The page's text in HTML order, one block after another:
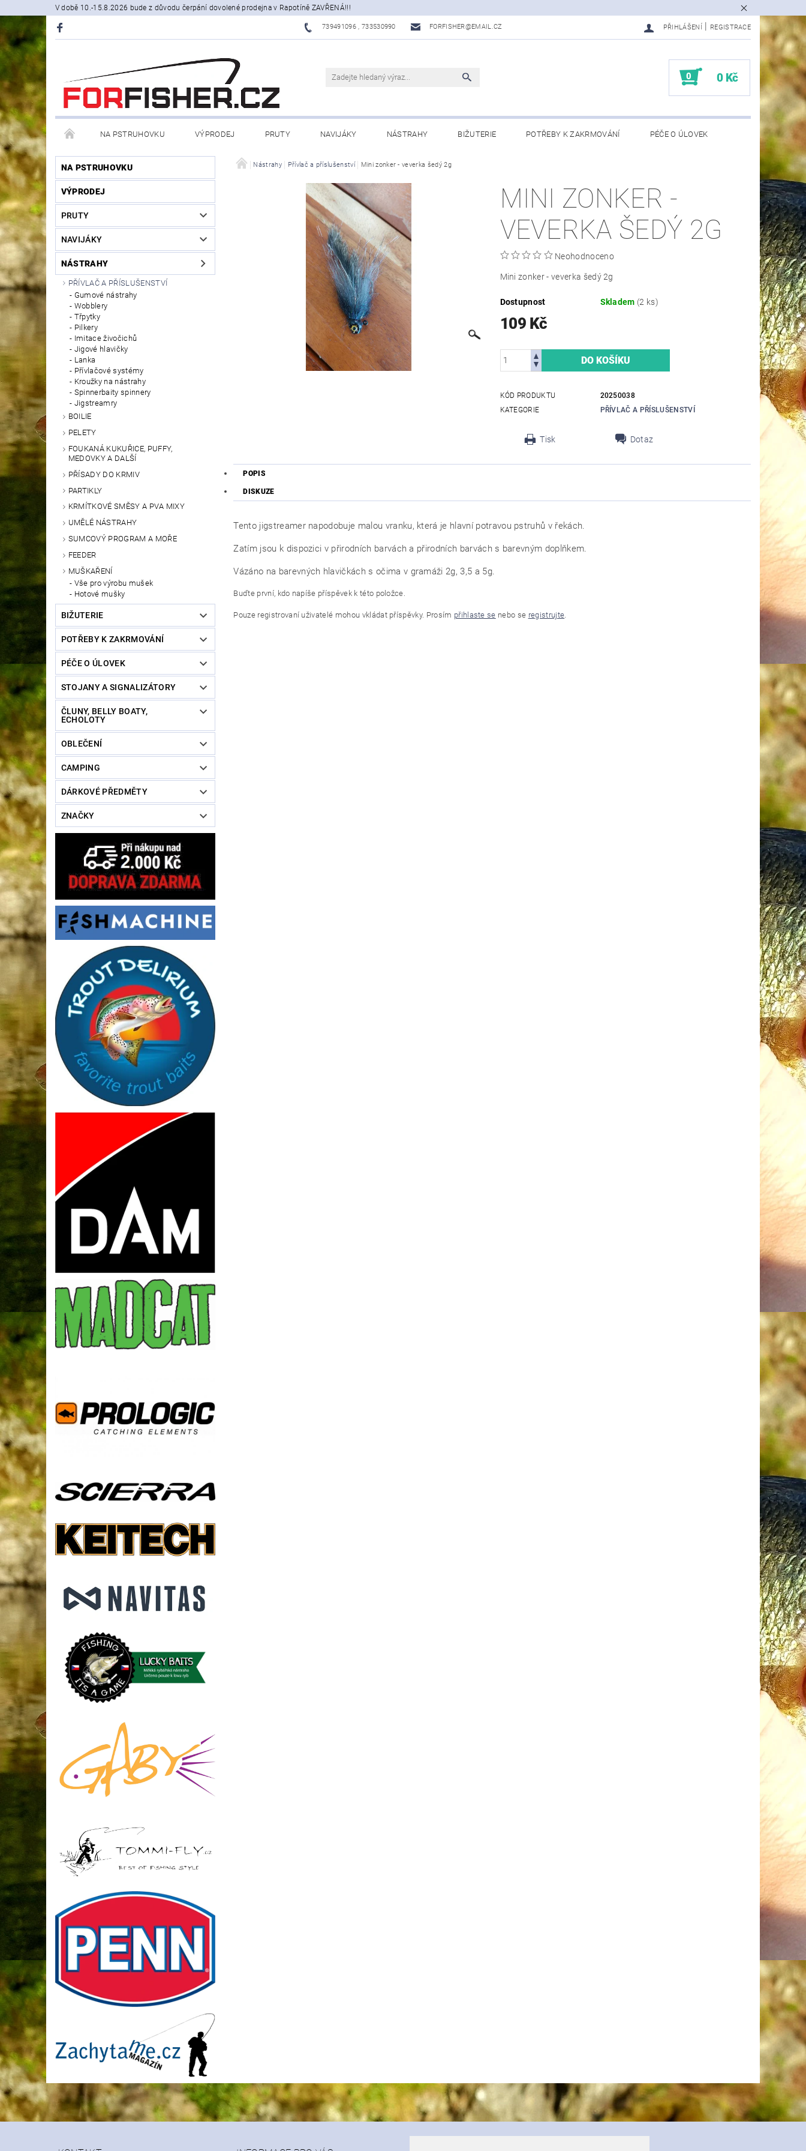
V době 10.-15.8.2026 bude z důvodu čerpání dovolené prodejna v Rapotíně ZAVŘENÁ!!!
739491096 , 733530990 FORFISHER@EMAIL.CZ PŘIHLÁŠENÍ REGISTRACE
0 0 Kč
NA PSTRUHOVKU VÝPRODEJ PRUTY NAVIJÁKY NÁSTRAHY BIŽUTERIE POTŘEBY K ZAKRMOVÁNÍ PÉČE O ÚLOVEK
STOJANY A SIGNALIZÁTORY ČLUNY, BELLY BOATY, ECHOLOTY OBLEČENÍ CAMPING
PRODÁVANÉ ZNAČKY
NA PSTRUHOVKU
VÝPRODEJ
PRUTY
NAVIJÁKY
NÁSTRAHY
PŘÍVLAČ A PŘÍSLUŠENSTVÍ
Gumové nástrahy
Wobblery
Třpytky
Pilkery
Imitace živočichů
Jigové hlavičky
Lanka
Přívlačové systémy
Kroužky na nástrahy
Spinnerbaity spinnery
Jigstreamry
BOILIE
PELETY
FOUKANÁ KUKUŘICE, PUFFY,
MEDOVKY A DALŠÍ
PŘÍSADY DO KRMIV
PARTIKLY
KRMÍTKOVÉ SMĚSY A PVA MIXY
UMĚLÉ NÁSTRAHY
SUMCOVÝ PROGRAM A MOŘE
FEEDER
MUŠKAŘENÍ
Vše pro výrobu mušek
Hotové mušky
BIŽUTERIE
POTŘEBY K ZAKRMOVÁNÍ
PÉČE O ÚLOVEK
STOJANY A SIGNALIZÁTORY
ČLUNY, BELLY BOATY,
ECHOLOTY
OBLEČENÍ
CAMPING
DÁRKOVÉ PŘEDMĚTY
ZNAČKY
Nástrahy Přívlač a příslušenství Mini zonker - veverka šedý 2g
MINI ZONKER -
VEVERKA ŠEDÝ 2G
Neohodnoceno
Mini zonker - veverka šedý 2g
Dostupnost Skladem (2 ks)
109 Kč
KÓD PRODUKTU
20250038
KATEGORIE
PŘÍVLAČ A PŘÍSLUŠENSTVÍ
Tisk Dotaz
POPIS
DISKUZE
Tento jigstreamer napodobuje malou vranku, která je hlavní potravou pstruhů v řekách.
Zatím jsou k dispozici v přirodních barvách a přirodních barvách s barevným doplňkem.
Vázáno na barevných hlavičkách s očima v gramáži 2g, 3,5 a 5g.
Buďte první, kdo napíše příspěvek k této položce.
Pouze registrovaní uživatelé mohou vkládat příspěvky. Prosím přihlaste se nebo se registrujte